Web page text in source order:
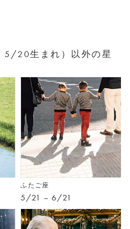
20生まれ）以外の星
ふたご座
5/21 – 6/21